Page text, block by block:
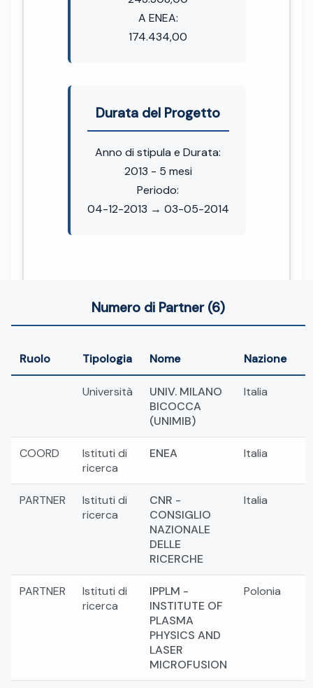
A ENEA:
174.434,00
Durata del Progetto
Anno di stipula e Durata:
2013 - 5 mesi
Periodo:
04-12-2013 → 03-05-2014
Numero di Partner (6)
Ruolo Tipologia Nome Nazione
Università
UNIV. MILANO
BICOCCA
(UNIMIB)
Italia
COORD
Istituti di
ricerca
ENEA Italia
PARTNER
Istituti di
ricerca
CNR -
CONSIGLIO
NAZIONALE
DELLE
RICERCHE
Italia
PARTNER
Istituti di
ricerca
IPPLM -
INSTITUTE OF
PLASMA
PHYSICS AND
LASER
MICROFUSION
Polonia